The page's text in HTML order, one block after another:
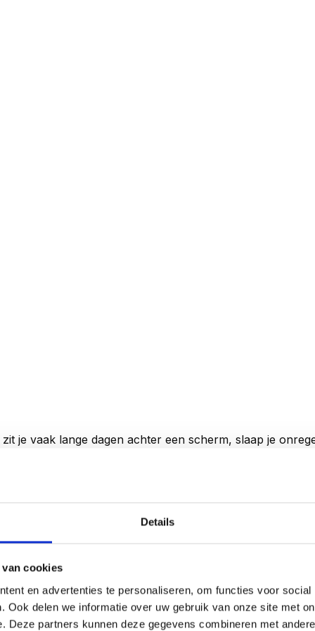
Details
cookies
en advertenties te personaliseren, om functies voor
Ook delen we informatie over uw gebruik van onze site met
Deze partners kunnen deze gegevens combineren met
je vaak lange dagen achter een scherm, slaap je